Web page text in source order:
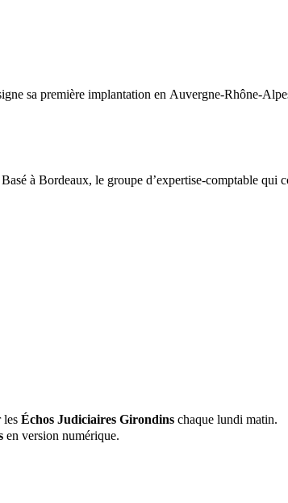
sa première implantation en Auvergne-Rhône-
Basé à Bordeaux, le groupe d’expertise-comptable
les Échos Judiciaires Girondins chaque lundi matin.
en version numérique.